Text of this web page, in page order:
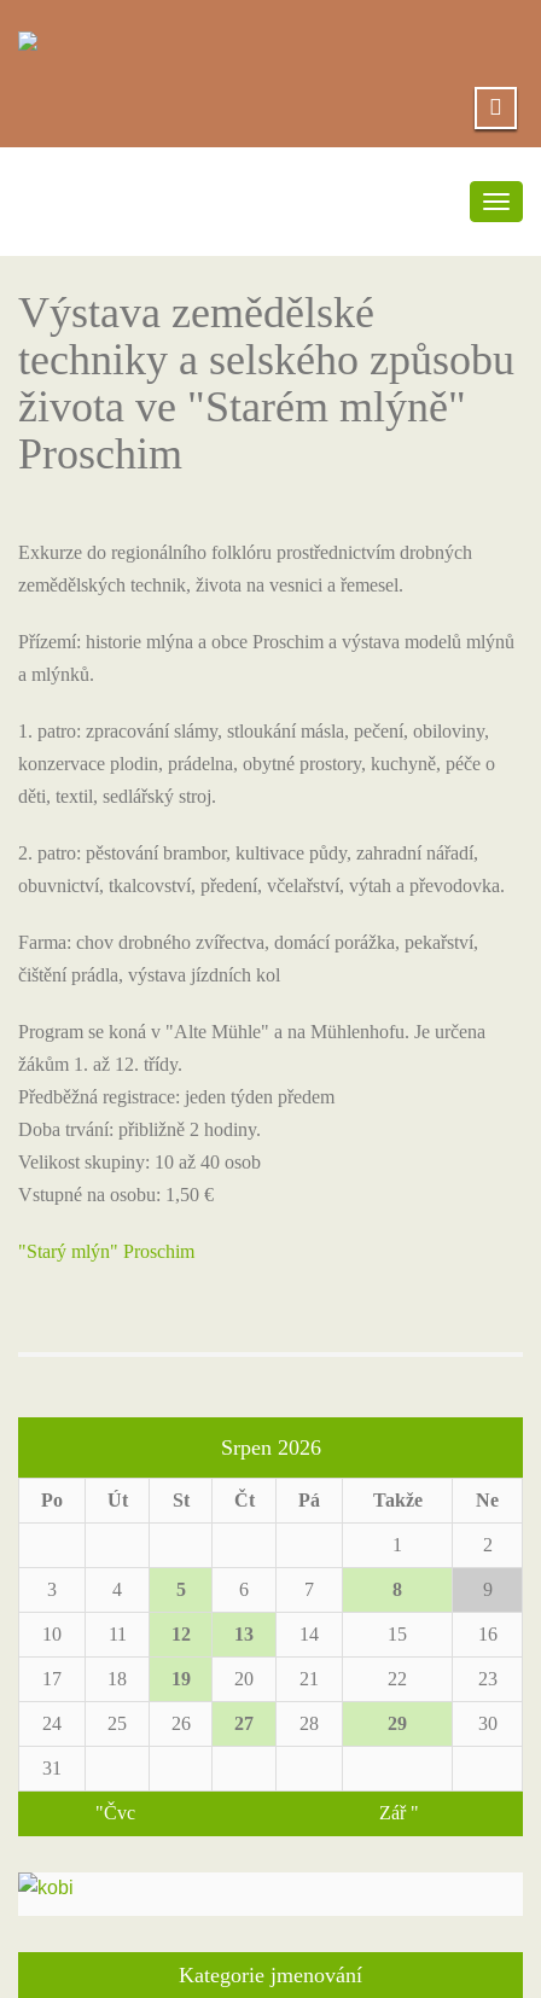
Výstava zemědělské
techniky a selského způsobu
života ve "Starém mlýně"
Proschim
Exkurze do regionálního folklóru prostřednictvím drobných
zemědělských technik, života na vesnici a řemesel.
Přízemí: historie mlýna a obce Proschim a výstava modelů mlýnů
a mlýnků.
1. patro: zpracování slámy, stloukání másla, pečení, obiloviny,
konzervace plodin, prádelna, obytné prostory, kuchyně, péče o
děti, textil, sedlářský stroj.
2. patro: pěstování brambor, kultivace půdy, zahradní nářadí,
obuvnictví, tkalcovství, předení, včelařství, výtah a převodovka.
Farma: chov drobného zvířectva, domácí porážka, pekařství,
čištění prádla, výstava jízdních kol
Program se koná v "Alte Mühle" a na Mühlenhofu. Je určena
žákům 1. až 12. třídy.
Předběžná registrace: jeden týden předem
Doba trvání: přibližně 2 hodiny.
Velikost skupiny: 10 až 40 osob
Vstupné na osobu: 1,50 €
"Starý mlýn" Proschim
Srpen 2026
Po Út St Čt Pá Takže Ne
1 2
3 4 5 6 7 8 9
10 11 12 13 14 15 16
17 18 19 20 21 22 23
24 25 26 27 28 29 30
31
"Čvc Zář "
Kategorie jmenování